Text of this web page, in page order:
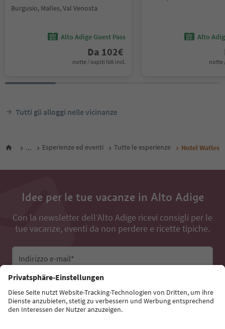
Burgusio, Malles, Val Venosta
Alto Adige Guest Pass
Da 102€
notte / ospiti IVA incl.
Alto
notte
Tutti gli alloggi nelle vicinanze
... Esperienze ed eventi Tutte le esperienze Hotel Watles
Idee per le tue vacanze in Alto Adige
Con la newsletter dell’Alto Adige ricevi consigli per le
tue vacanze, eventi da non perdere e ricette tipiche.
Indirizzo e-mail*
Iscriviti alla newsletter